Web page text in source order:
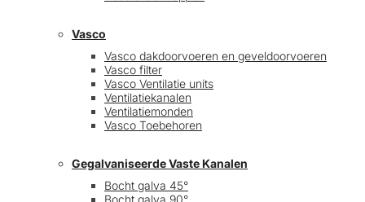
Vasco
Vasco dakdoorvoeren en geveldoorvoeren
Vasco filter
Vasco Ventilatie units
Ventilatiekanalen
Ventilatiemonden
Vasco Toebehoren
Gegalvaniseerde Vaste Kanalen
Bocht galva 45°
Bocht galva 90°